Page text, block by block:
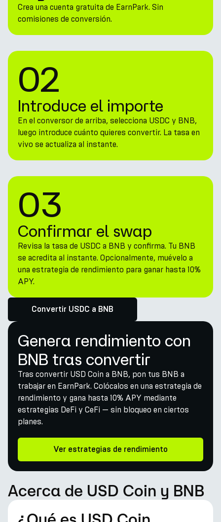
Crea una cuenta gratuita de EarnPark. Sin
comisiones de conversión.
02
Introduce el importe
En el conversor de arriba, selecciona USDC y BNB,
luego introduce cuánto quieres convertir. La tasa en
vivo se actualiza al instante.
03
Confirmar el swap
Revisa la tasa de USDC a BNB y confirma. Tu BNB
se acredita al instante. Opcionalmente, muévelo a
una estrategia de rendimiento para ganar hasta 10%
APY.
Convertir USDC a BNB
Genera rendimiento con
BNB tras convertir
Tras convertir USD Coin a BNB, pon tus BNB a
trabajar en EarnPark. Colócalos en una estrategia de
rendimiento y gana hasta 10% APY mediante
estrategias DeFi y CeFi — sin bloqueo en ciertos
planes.
Ver estrategias de rendimiento
Acerca de USD Coin y BNB